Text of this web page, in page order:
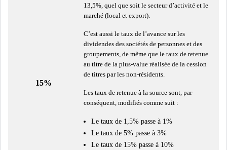
HISTORIQUE DES ZOOMS
ARCHIVES DES COURS
HISTORIQUE ANALYSES HEBDOMADAIRES
GRAPHIQUE TUNINDEX
15%
13,5%, quel que soit le secteur d’activité et le
marché (local et export).
C’est aussi le taux de l’avance sur les
dividendes des sociétés de personnes et des
groupements, de même que le taux de retenue
au titre de la plus-value réalisée de la cession
de titres par les non-résidents.
Les taux de retenue à la source sont, par
conséquent, modifiés comme suit :
Le taux de 1,5% passe à 1%
Le taux de 5% passe à 3%
Le taux de 15% passe à 10%